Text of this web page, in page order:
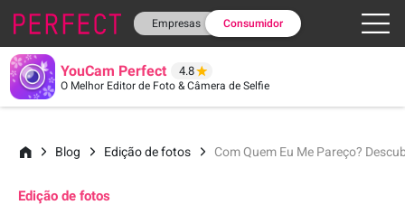
Empresas Consumidor
YouCam Perfect 4.8
O Melhor Editor de Foto & Câmera de Selfie
Blog Edição de fotos Com Quem Eu Me Pareço?
Edição de fotos